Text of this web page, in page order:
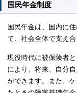
国民年金制度
国民年金は、国内に
て、社会全体で支え合
現役時代に被保険者
により、将来、自分
ができます。また、